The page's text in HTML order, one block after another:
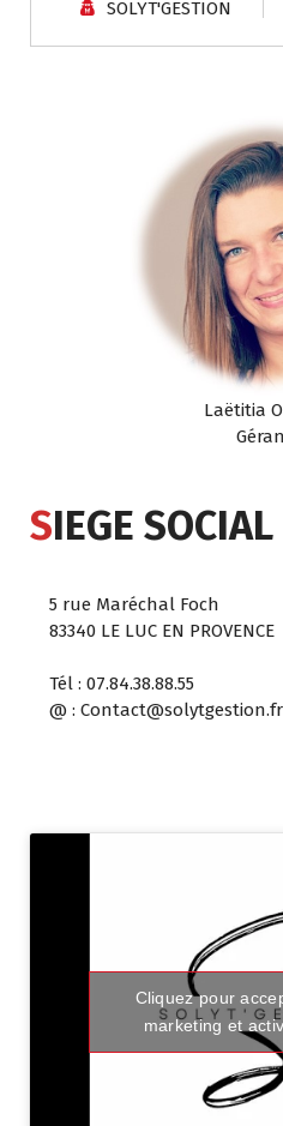
SOLYT'GESTION
Laëtitia
SIEGE SOCIAL
5 rue Maréchal Foch
83340 LE LUC EN PROVENCE
Tél : 07.84.38.88.55
@ : Contact@solytgestion.fr
Cliquez pour
marketing et